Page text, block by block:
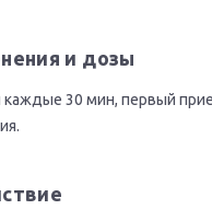
и дозы
каждые 30 мин, первый